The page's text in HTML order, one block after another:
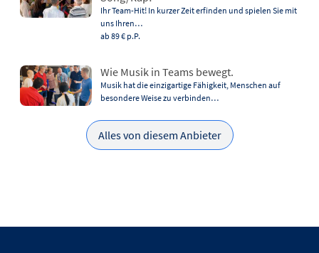
Ihr Team-Hit! In kurzer Zeit erfinden und spielen Sie mit
uns Ihren…
ab 89 € p.P.
Wie Musik in Teams bewegt.
Musik hat die einzigartige Fähigkeit, Menschen auf
besondere Weise zu verbinden…
Alles von diesem Anbieter